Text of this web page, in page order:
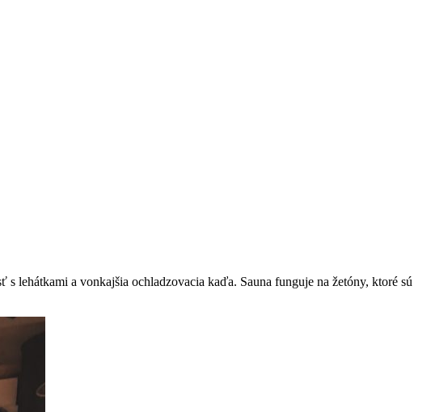
lehátkami a vonkajšia ochladzovacia kaďa. Sauna funguje na žetóny, ktoré sú